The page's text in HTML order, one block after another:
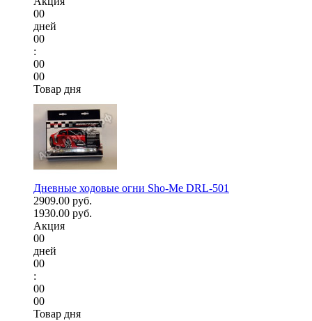
00
дней
00
:
00
00
Товар дня
Дневные ходовые огни Sho-Me DRL-501
2909.00 руб.
1930.00 руб.
Акция
00
дней
00
:
00
00
Товар дня